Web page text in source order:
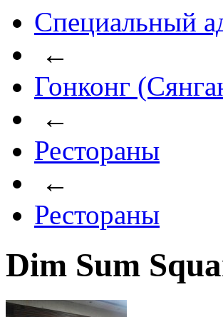
Специальный
←
Гонконг
←
Рестораны
←
Рестораны
Dim Sum